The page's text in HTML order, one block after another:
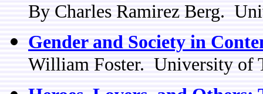
By Charles Ramirez Berg.
Gender and Society in
William Foster. University of